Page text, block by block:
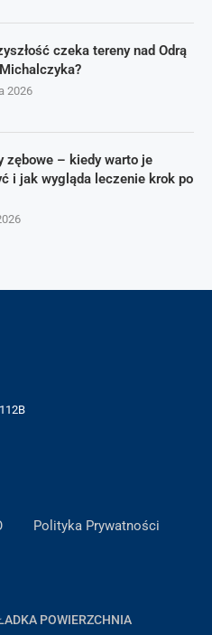
czeka tereny nad Odrą
2026
zębowe – kiedy warto je
i jak wygląda leczenie krok po
Polityka Prywatności
POWIERZCHNIA